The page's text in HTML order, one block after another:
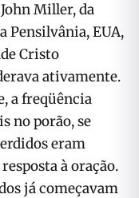
Miller, da
Pensilvânia, EUA,
Cristo
ativamente.
a freqüência
no porão, se
eram
à oração.
já começavam